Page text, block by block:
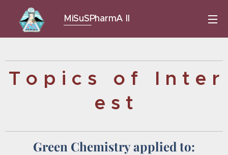
MiSuSPharmA II
T o p i c s o f I n t e r
e s t
Green Chemistry applied to: